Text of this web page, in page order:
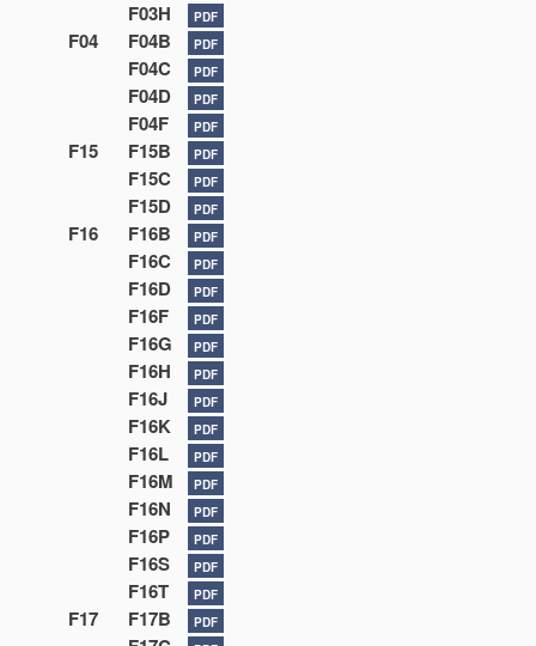
F03H PDF
F04 F04B PDF
F04C PDF
F04D PDF
F04F PDF
F15 F15B PDF
F15C PDF
F15D PDF
F16 F16B PDF
F16C PDF
F16D PDF
F16F PDF
F16G PDF
F16H PDF
F16J PDF
F16K PDF
F16L PDF
F16M PDF
F16N PDF
F16P PDF
F16S PDF
F16T PDF
F17 F17B PDF